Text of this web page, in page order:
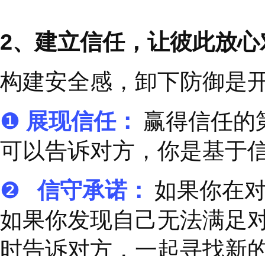
在开展“艰难对话”时，
异，会让对话难上加
对方说话，先控制住
现你真的在听时，会
分表达清楚后，你再